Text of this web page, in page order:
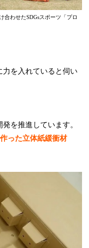
合わせたSDGsスポーツ「プロ
力を入れていると伺い
を推進しています。
った立体紙緩衝材